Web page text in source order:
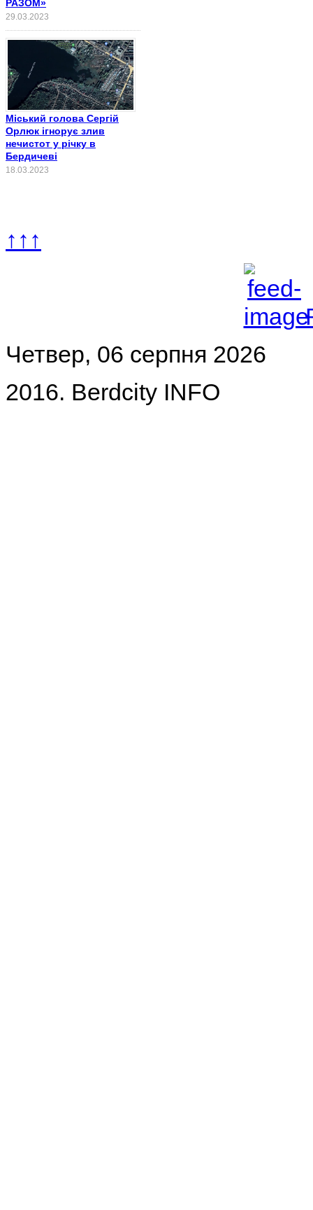
РАЗОМ»
29.03.2023
Міський голова Сергій
Орлюк ігнорує злив
нечистот у річку в
Бердичеві
18.03.2023
↑↑↑
Четвер, 06 серпня 2026
2016. Berdcity INFO